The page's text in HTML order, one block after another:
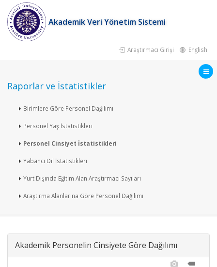
Akademik Veri Yönetim Sistemi
Araştırmacı Girişi English
Raporlar ve İstatistikler
Birimlere Göre Personel Dağılımı
Personel Yaş İstatistikleri
Personel Cinsiyet İstatistikleri
Yabancı Dil İstatistikleri
Yurt Dışında Eğitim Alan Araştırmacı Sayıları
Araştırma Alanlarına Göre Personel Dağılımı
Akademik Personelin Cinsiyete Göre Dağılımı